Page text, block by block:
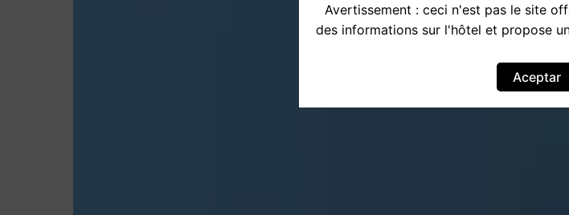
Avertissement : ceci n'est pas le site
des informations sur l'hôtel et propose
Aceptar